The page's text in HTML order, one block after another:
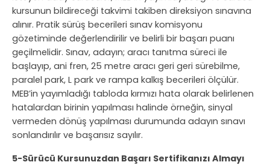
kursunun bildireceği takvimi takiben direksiyon sınavına
alınır. Pratik sürüş becerileri sınav komisyonu
gözetiminde değerlendirilir ve belirli bir başarı puanı
geçilmelidir. Sınav, adayın; aracı tanıtma süreci ile
başlayıp, ani fren, 25 metre aracı geri geri sürebilme,
paralel park, L park ve rampa kalkış becerileri ölçülür.
MEB’in yayımladığı tabloda kırmızı hata olarak belirlenen
hatalardan birinin yapılması halinde örneğin, sinyal
vermeden dönüş yapılması durumunda adayın sınavı
sonlandırılır ve başarısız sayılır.
5-Sürücü Kursunuzdan Başarı Sertifikanızı Almayı